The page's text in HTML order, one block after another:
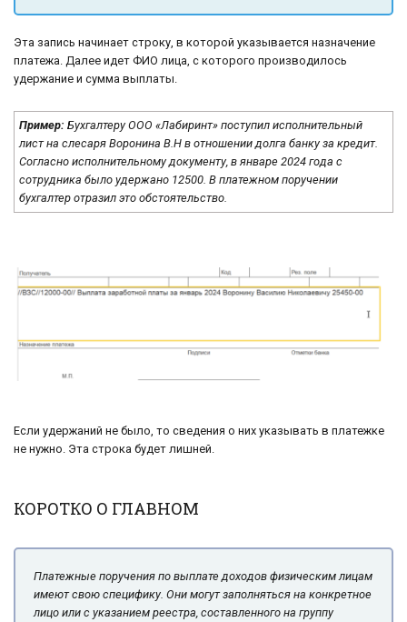
Эта запись начинает строку, в которой указывается назначение
платежа. Далее идет ФИО лица, с которого производилось
удержание и сумма выплаты.
Пример: Бухгалтеру ООО «Лабиринт» поступил исполнительный
лист на слесаря Воронина В.Н в отношении долга банку за кредит.
Согласно исполнительному документу, в январе 2024 года с
сотрудника было удержано 12500. В платежном поручении
бухгалтер отразил это обстоятельство.
Если удержаний не было, то сведения о них указывать в платежке
не нужно. Эта строка будет лишней.
КОРОТКО О ГЛАВНОМ
Платежные поручения по выплате доходов физическим лицам
имеют свою специфику. Они могут заполняться на конкретное
лицо или с указанием реестра, составленного на группу